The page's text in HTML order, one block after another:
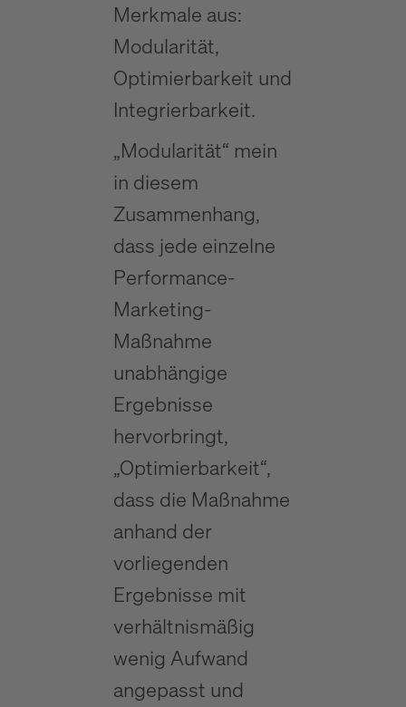
Merkmale aus:
Modularität,
Optimierbarkeit und
Integrierbarkeit.
„Modularität“ mein
in diesem
Zusammenhang,
dass jede einzelne
Performance-
Marketing-
Maßnahme
unabhängige
Ergebnisse
hervorbringt,
„Optimierbarkeit“,
dass die Maßnahme
anhand der
vorliegenden
Ergebnisse mit
verhältnismäßig
wenig Aufwand
angepasst und